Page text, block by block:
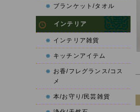
ブランケット/タオル
インテリア
インテリア雑貨
キッチンアイテム
お香/フレグランス/コス
メ
本/お守り/民芸雑貨